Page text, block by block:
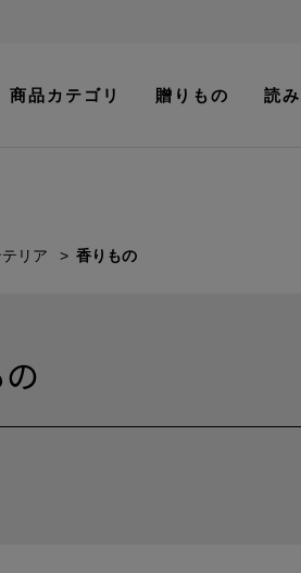
商品カテゴリ 贈りもの 読
リア 香りもの